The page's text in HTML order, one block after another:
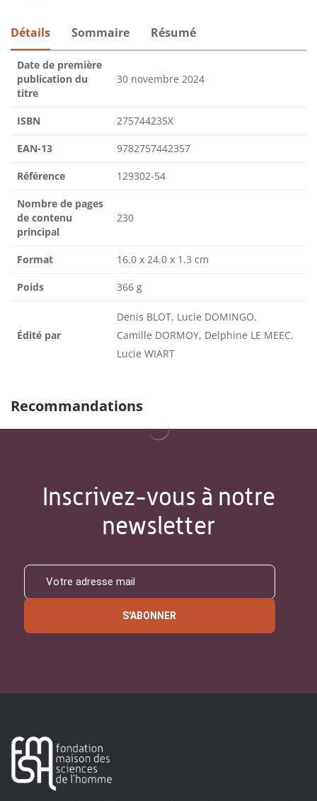
Détails Sommaire Résumé
Date de première
publication du
titre
30 novembre 2024
ISBN 275744235X
EAN-13 9782757442357
Référence 129302-54
Nombre de pages
de contenu
principal
230
Format 16.0 x 24.0 x 1.3 cm
Poids 366 g
Édité par
Denis BLOT, Lucie DOMINGO,
Camille DORMOY, Delphine LE MEEC,
Lucie WIART
Recommandations
Inscrivez-vous à notre
newsletter
S'ABONNER